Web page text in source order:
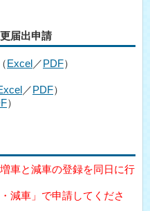
届出申請
Excel／PDF）
／PDF）
）
車と減車の登録を同日に行
減車」で申請してくださ